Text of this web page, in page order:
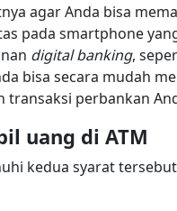
agar Anda bisa
pada smartphone
digital banking,
bisa secara mudah
transaksi perbankan
uang di ATM
kedua syarat